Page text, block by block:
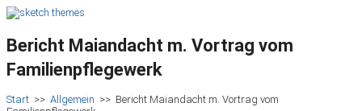
Bericht Maiandacht m. Vortrag vom
Familienpflegewerk
Start >> Allgemein >> Bericht Maiandacht m. Vortrag vom